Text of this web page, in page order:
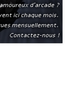
d'arcade ?
ici chaque mois.
mensuellement.
Contactez-nous !